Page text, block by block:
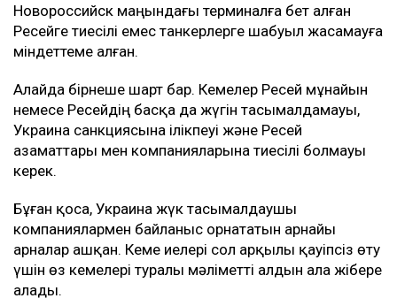
Новороссийск маңындағы терминалға бет алған
Ресейге тиесілі емес танкерлерге шабуыл жасамауға
міндеттеме алған.
Алайда бірнеше шарт бар. Кемелер Ресей мұнайын
немесе Ресейдің басқа да жүгін тасымалдамауы,
Украина санкциясына ілікпеуі және Ресей
азаматтары мен компанияларына тиесілі болмауы
керек.
Бұған қоса, Украина жүк тасымалдаушы
компаниялармен байланыс орнататын арнайы
арналар ашқан. Кеме иелері сол арқылы қауіпсіз өту
үшін өз кемелері туралы мәліметті алдын ала жібере
алады.